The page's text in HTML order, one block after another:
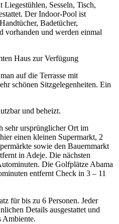
Liegestühlen, Sesseln, Tisch,
Der Indoor-Pool ist
Badetücher,
vorhanden und werden einmal
Haus zur Verfügung
auf die Terrasse mit
schönen Sitzgelegenheiten. Ein
und beheizt.
sehr ursprünglicher Ort im
einen kleinen Supermarkt, 2
sowie den Bauernmarkt
in Adeje. Die nächsten
Die Golfplätze Abama
entfernt Check in 3 – 11
für bis zu 6 Personen. Jeder
Details ausgestattet und
Ambiente.